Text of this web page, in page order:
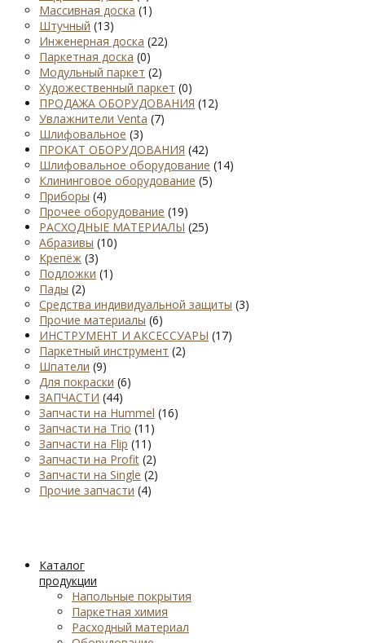
Массивная доска (1)
Штучный (13)
Инженерная доска (22)
Паркетная доска (0)
Модульный паркет (2)
Художественный паркет (0)
ПРОДАЖА ОБОРУДОВАНИЯ (12)
Увлажнители Venta (7)
Шлифовальное (3)
ПРОКАТ ОБОРУДОВАНИЯ (42)
Шлифовальное оборудование (14)
Клининговое оборудование (5)
Приборы (4)
Прочее оборудование (19)
РАСХОДНЫЕ МАТЕРИАЛЫ (25)
Абразивы (10)
Крепёж (3)
Подложки (1)
Пады (2)
Средства индивидуальной защиты (3)
Прочие материалы (6)
ИНСТРУМЕНТ И АКСЕССУАРЫ (17)
Паркетный инструмент (2)
Шпатели (9)
Для покраски (6)
ЗАПЧАСТИ (44)
Запчасти на Hummel (16)
Запчасти на Trio (11)
Запчасти на Flip (11)
Запчасти на Profit (2)
Запчасти на Single (2)
Прочие запчасти (4)
Каталог
продукции
Напольные покрытия
Паркетная химия
Расходный материал